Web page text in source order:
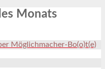
Monats
Möglichmacher-Bo(o)t(e)